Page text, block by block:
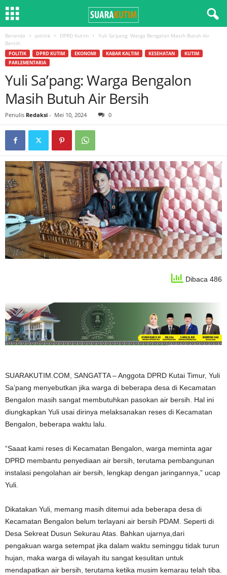
Beranda politik DPRD Kutim
Yuli Sa’pang: Warga Bengalon Masih Butuh Air
Bersih
POLITIK DPRD KUTIM EKONOMI KABAR KALTIM KESEHATAN
KUTIM
PARLEMENTARIA
Yuli Sa’pang: Warga Bengalon
Masih Butuh Air Bersih
Penulis Redaksi - Mei 10, 2024 0
Dibaca 486
SUARAKUTIM.COM, SANGATTA – Anggota DPRD Kutai Timur, Yuli
Sa’pang menyebutkan jika warga di beberapa desa di Kecamatan
Bengalon masih sangat membutuhkan pasokan air bersih. Hal ini
diungkapkan Yuli usai dirinya melaksanakan reses di Kecamatan
Bengalon, beberapa waktu lalu.
“Saaat kami reses di Kecamatan Bengalon, warga meminta agar
DPRD membantu penyediaan air bersih, terutama pembangunan
instalasi pengolahan air bersih, lengkap dengan jaringannya,” ucap
Yuli.
Dikatakan Yuli, memang masih ditemui ada beberapa desa di
Kecamatan Bengalon belum terlayani air bersih PDAM. Seperti di
Desa Sekreat Dusun Sekurau Atas. Bahkan ujarnya,dari
pengakuan warga setempat jika dalam waktu seminggu tidak turun
hujan, maka warga di wilayah itu sangat kesulitan untuk
mendapatkan air bersih, terutama ketika musim kemarau telah tiba.